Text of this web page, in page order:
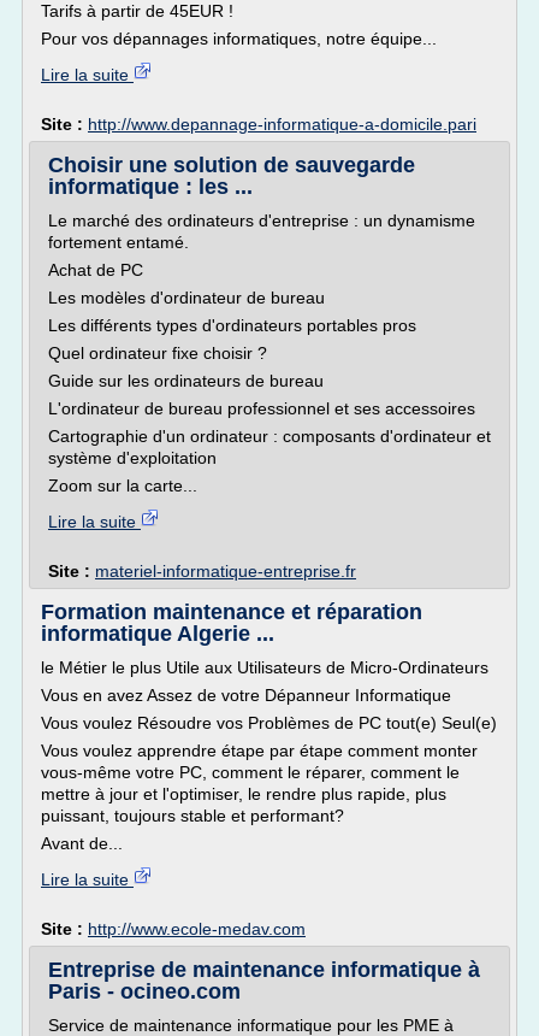
Tarifs à partir de 45EUR !
Pour vos dépannages informatiques, notre équipe...
Lire la suite
Site : http://www.depannage-informatique-a-domicile.pari
Choisir une solution de sauvegarde
informatique : les ...
Le marché des ordinateurs d'entreprise : un dynamisme
fortement entamé.
Achat de PC
Les modèles d'ordinateur de bureau
Les différents types d'ordinateurs portables pros
Quel ordinateur fixe choisir ?
Guide sur les ordinateurs de bureau
L'ordinateur de bureau professionnel et ses accessoires
Cartographie d'un ordinateur : composants d'ordinateur et
système d'exploitation
Zoom sur la carte...
Lire la suite
Site : materiel-informatique-entreprise.fr
Formation maintenance et réparation
informatique Algerie ...
le Métier le plus Utile aux Utilisateurs de Micro-Ordinateurs
Vous en avez Assez de votre Dépanneur Informatique
Vous voulez Résoudre vos Problèmes de PC tout(e) Seul(e)
Vous voulez apprendre étape par étape comment monter
vous-même votre PC, comment le réparer, comment le
mettre à jour et l'optimiser, le rendre plus rapide, plus
puissant, toujours stable et performant?
Avant de...
Lire la suite
Site : http://www.ecole-medav.com
Entreprise de maintenance informatique à
Paris - ocineo.com
Service de maintenance informatique pour les PME à